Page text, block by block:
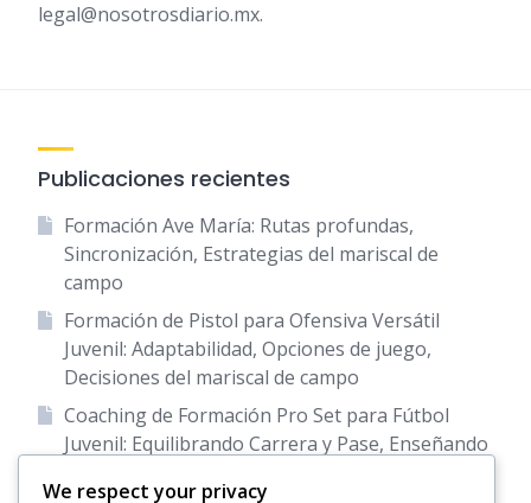
legal@nosotrosdiario.mx.
Publicaciones recientes
Formación Ave María: Rutas profundas,
Sincronización, Estrategias del mariscal de
campo
Formación de Pistol para Ofensiva Versátil
Juvenil: Adaptabilidad, Opciones de juego,
Decisiones del mariscal de campo
Coaching de Formación Pro Set para Fútbol
Juvenil: Equilibrando Carrera y Pase, Enseñando
We respect your privacy